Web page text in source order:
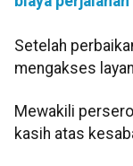
Setelah
mengakses
Mewakili
kasih atas